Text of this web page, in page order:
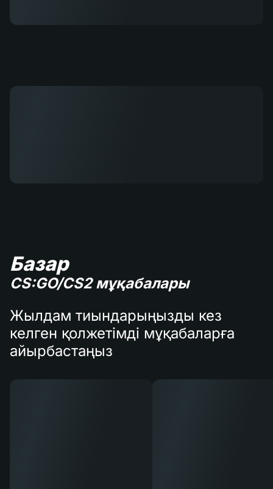
Базар
CS:GO/CS2 мұқабалары
Жылдам тиындарыңызды кез
келген қолжетімді мұқабаларға
айырбастаңыз